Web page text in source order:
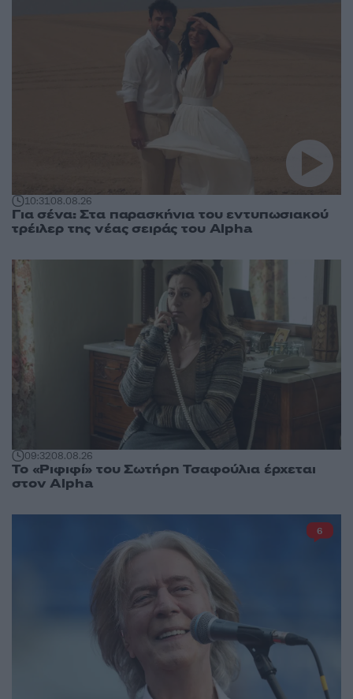
10:3108.08.26
Για σένα: Στα παρασκήνια του εντυπωσιακού
τρέιλερ της νέας σειράς του Alpha
09:3208.08.26
Το «Ριφιφί» του Σωτήρη Τσαφούλια έρχεται
στον Alpha
6